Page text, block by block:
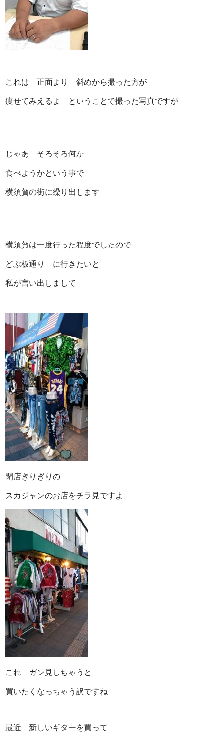
これは 正面より 斜めから撮った方が
痩せてみえるよ ということで撮った写真ですが
じゃあ そろそろ何か
食べようかという事で
横須賀の街に繰り出します
横須賀は一度行った程度でしたので
どぶ板通り に行きたいと
私が言い出しまして
閉店ぎりぎりの
スカジャンのお店をチラ見ですよ
これ ガン見しちゃうと
買いたくなっちゃう訳ですね
最近 新しいギターを買って